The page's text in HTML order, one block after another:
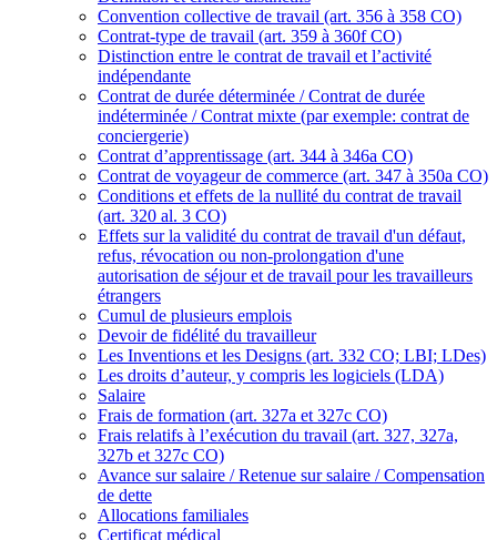
Convention collective de travail (art. 356 à 358 CO)
Contrat-type de travail (art. 359 à 360f CO)
Distinction entre le contrat de travail et l’activité
indépendante
Contrat de durée déterminée / Contrat de durée
indéterminée / Contrat mixte (par exemple: contrat de
conciergerie)
Contrat d’apprentissage (art. 344 à 346a CO)
Contrat de voyageur de commerce (art. 347 à 350a CO)
Conditions et effets de la nullité du contrat de travail
(art. 320 al. 3 CO)
Effets sur la validité du contrat de travail d'un défaut,
refus, révocation ou non-prolongation d'une
autorisation de séjour et de travail pour les travailleurs
étrangers
Cumul de plusieurs emplois
Devoir de fidélité du travailleur
Les Inventions et les Designs (art. 332 CO; LBI; LDes)
Les droits d’auteur, y compris les logiciels (LDA)
Salaire
Frais de formation (art. 327a et 327c CO)
Frais relatifs à l’exécution du travail (art. 327, 327a,
327b et 327c CO)
Avance sur salaire / Retenue sur salaire / Compensation
de dette
Allocations familiales
Certificat médical